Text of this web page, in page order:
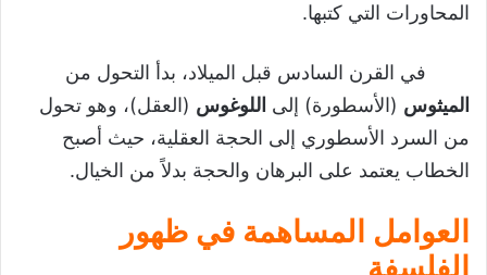
المحاورات التي كتبها.
في القرن السادس قبل الميلاد، بدأ التحول من
الميثوس (الأسطورة) إلى اللوغوس (العقل)، وهو تحول
من السرد الأسطوري إلى الحجة العقلية، حيث أصبح
الخطاب يعتمد على البرهان والحجة بدلاً من الخيال.
العوامل المساهمة في ظهور